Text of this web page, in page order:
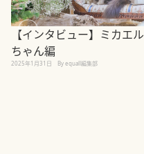
【インタビュー】ミカエル
ちゃん編
2025年1月31日 By equall編集部